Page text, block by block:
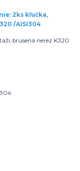
2ks kľučka,
/AISI304
brúsená nerez K320
304